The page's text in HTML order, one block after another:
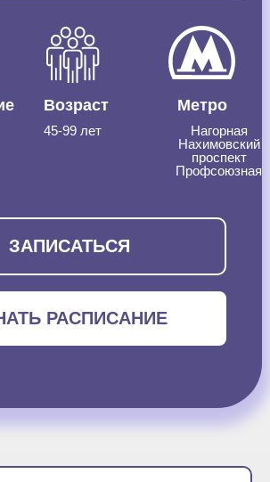
Возраст
45-99 лет
Метро
Нагорная
Нахимовский
проспект
Профсоюзная
РАСПИСАНИЕ
ЗАПИСАТЬСЯ